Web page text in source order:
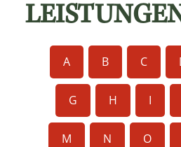
A B C
G H I
M N O